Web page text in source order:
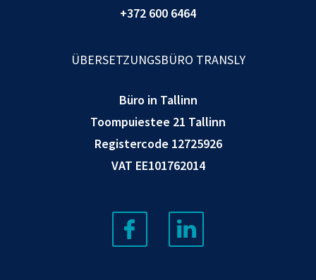
+372 600 6464
ÜBERSETZUNGSBÜRO TRANSLY
Büro in Tallinn
Toompuiestee 21 Tallinn
Registercode 12725926
VAT EE101762014